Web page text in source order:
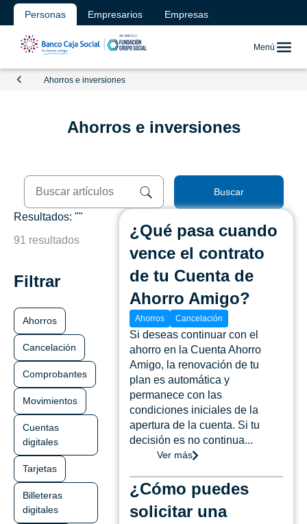
Personas Empresarios Empresas
Menú
Ahorros e inversiones
Ahorros e inversiones
Buscar
Resultados: ""
91 resultados
Filtrar
Ahorros
Cancelación
Comprobantes
Movimientos
Cuentas
digitales
Tarjetas
Billeteras
digitales
¿Qué pasa cuando
vence el contrato
de tu Cuenta de
Ahorro Amigo?
Ahorros Cancelación
Si deseas continuar con el
ahorro en la Cuenta Ahorro
Amigo, la renovación de tu
plan es automática y
permanece con las
condiciones iniciales de la
apertura de la cuenta. Si tu
decisión es no continua...
Ver más
¿Cómo puedes
solicitar una